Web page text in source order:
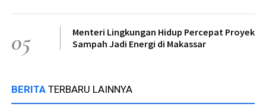
05
Menteri Lingkungan Hidup Percepat Proyek
Sampah Jadi Energi di Makassar
BERITA TERBARU LAINNYA